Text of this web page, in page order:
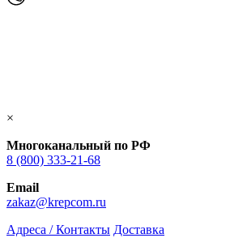
×
Многоканальный по РФ
8 (800) 333‑21-68
Email
zakaz@krepcom.ru
Адреса / Контакты Доставка